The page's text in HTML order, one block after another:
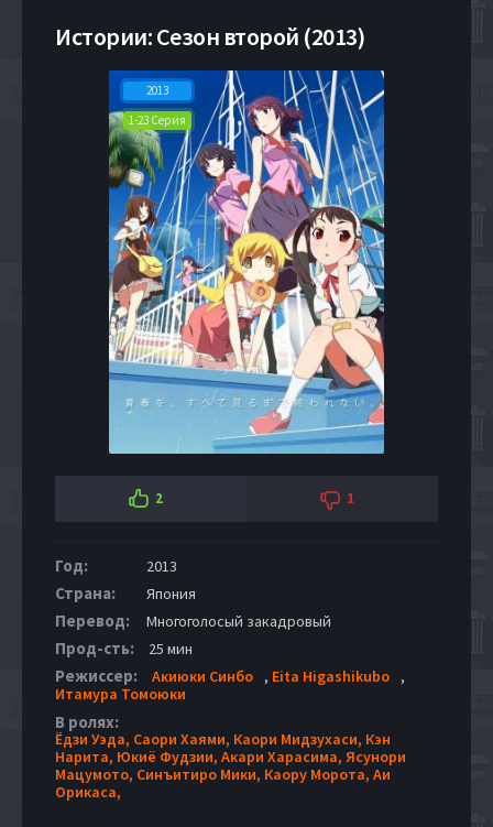
Истории: Сезон второй (2013)
2013
1-23 Серия
2 1
Год: 2013
Страна: Япония
Перевод: Многоголосый закадровый
Прод-сть: 25 мин
Режиссер: Акиюки Синбо , Eita Higashikubo
,
Итамура Томоюки
В ролях:
Ёдзи Уэда, Саори Хаями, Каори Мидзухаси, Кэн
Нарита, Юкиё Фудзии, Акари Харасима, Ясунори
Мацумото, Синъитиро Мики, Каору Морота, Аи
Орикаса,